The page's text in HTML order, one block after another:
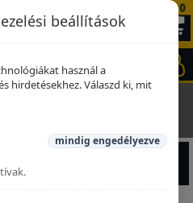
beállítások
használ a
hirdetésekhez. Válaszd ki, mit
mindig engedélyezve
0
szűrése